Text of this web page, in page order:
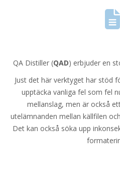
QA Distiller (QAD) erbjuder en
Just det här verktyget har stöd
upptäcka vanliga fel som fel
mellanslag, men är också
utelämnanden mellan källfilen
Det kan också söka upp